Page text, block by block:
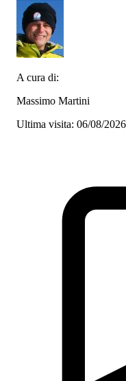
A cura di:
Massimo Martini
Ultima visita: 06/08/2026